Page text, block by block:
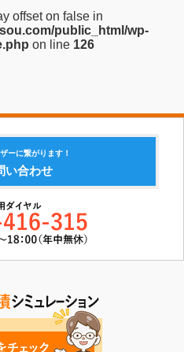
offset on false in
public_html/wp-
on line 126
ーに繋がります！
い合わせ